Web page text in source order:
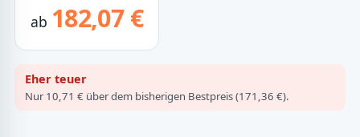
ab 182,07 €
Eher teuer
Nur 10,71 € über dem bisherigen Bestpreis (171,36 €).